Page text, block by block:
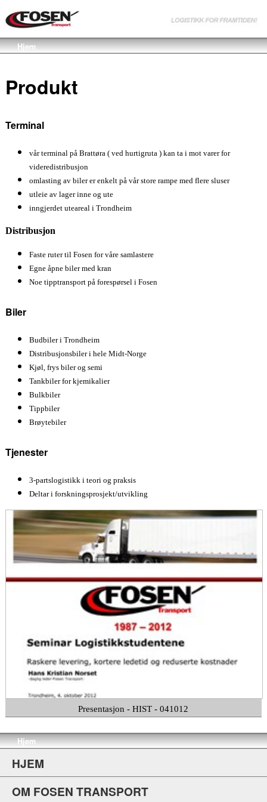
Hjem
Produkt
Terminal
vår terminal på Brattøra ( ved hurtigruta ) kan ta i mot varer for
videredistribusjon
omlasting av biler er enkelt på vår store rampe med flere sluser
utleie av lager inne og ute
inngjerdet uteareal i Trondheim
Distribusjon
Faste ruter til Fosen for våre samlastere
Egne åpne biler med kran
Noe tipptransport på forespørsel i Fosen
Biler
Budbiler i Trondheim
Distribusjonsbiler i hele Midt-Norge
Kjøl, frys biler og semi
Tankbiler for kjemikalier
Bulkbiler
Tippbiler
Brøytebiler
Tjenester
3-partslogistikk i teori og praksis
Deltar i forskningsprosjekt/utvikling
Presentasjon - HIST - 041012
Hjem
HJEM
OM FOSEN TRANSPORT